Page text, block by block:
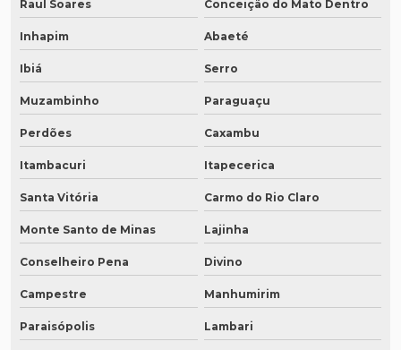
Raul Soares Conceição do Mato Dentro
Inhapim Abaeté
Ibiá Serro
Muzambinho Paraguaçu
Perdões Caxambu
Itambacuri Itapecerica
Santa Vitória Carmo do Rio Claro
Monte Santo de Minas Lajinha
Conselheiro Pena Divino
Campestre Manhumirim
Paraisópolis Lambari